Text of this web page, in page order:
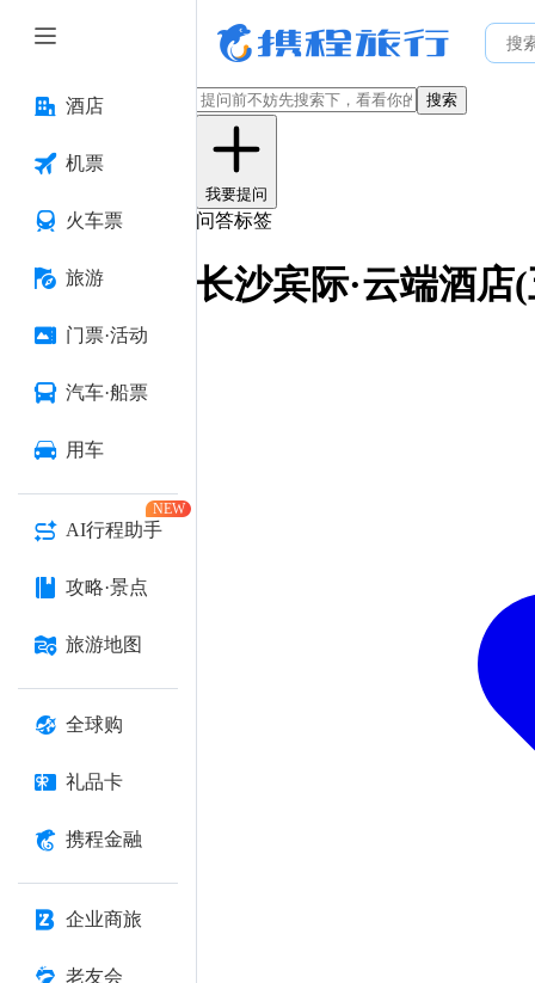
酒店
机票
火车票
旅游
门票·活动
汽车·船票
用车
AI行程助手
NEW
攻略·景点
旅游地图
全球购
礼品卡
携程金融
企业商旅
老友会
搜索
我要提问
问答标签
长沙宾际·云端酒